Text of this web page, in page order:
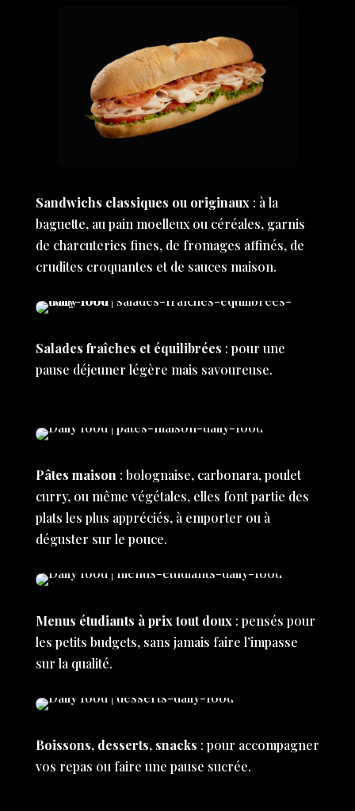
Sandwichs classiques ou originaux : à la
baguette, au pain moelleux ou céréales, garnis
de charcuteries fines, de fromages affinés, de
crudites croquantes et de sauces maison.
Salades fraîches et équilibrées : pour une
pause déjeuner légère mais savoureuse.
Pâtes maison : bolognaise, carbonara, poulet
curry, ou même végétales, elles font partie des
plats les plus appréciés, à emporter ou à
déguster sur le pouce.
Menus étudiants à prix tout doux : pensés pour
les petits budgets, sans jamais faire l’impasse
sur la qualité.
Boissons, desserts, snacks : pour accompagner
vos repas ou faire une pause sucrée.